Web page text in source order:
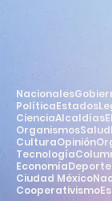
Nacionales
PolíticaEstados
CienciaAlcaldías
OrganismosSalud
CulturaOpinión
Tecnología
Economía
Ciudad México
Cooperativismo